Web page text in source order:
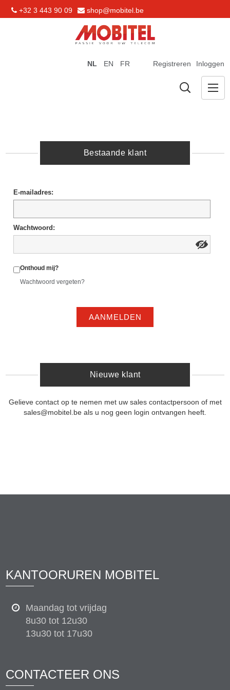
+32 3 443 90 09 shop@mobitel.be
Registreren Inloggen
NL EN FR
Bestaande klant
E-mailadres:
Wachtwoord:
Onthoud mij?
Wachtwoord vergeten?
AANMELDEN
Nieuwe klant
Gelieve contact op te nemen met uw sales contactpersoon of met
sales@mobitel.be als u nog geen login ontvangen heeft.
KANTOORUREN MOBITEL
Maandag tot vrijdag
8u30 tot 12u30
13u30 tot 17u30
CONTACTEER ONS